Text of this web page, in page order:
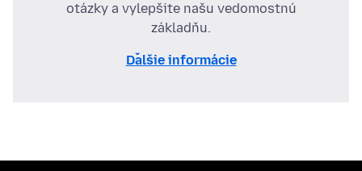
otázky a vylepšite našu vedomostnú
základňu.
Ďalšie informácie